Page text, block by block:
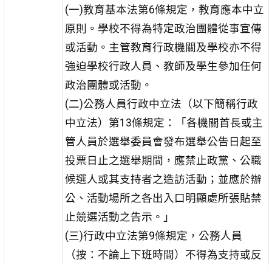
(一)教育基本法第6條規定，教育應本中立
原則。學校不得為特定政治團體從事宣傳
或活動。主管教育行政機關及學校亦不得
強迫學校行政人員、教師及學生參加任何
政治團體或活動。
(二)公務人員行政中立法（以下簡稱行政
中立法）第13條規定：「各機關首長或主
管人員於選舉委員會發布選舉公告日起至
投票日止之選舉期間，應禁止政黨、公職
候選人或其支持者之造訪活動；並應於辦
公、活動場所之各出入口明顯處所張貼禁
止競選活動之告示。」
(三)行政中立法第9條規定，公務人員
（按：不論上下班時間）不得為支持或反